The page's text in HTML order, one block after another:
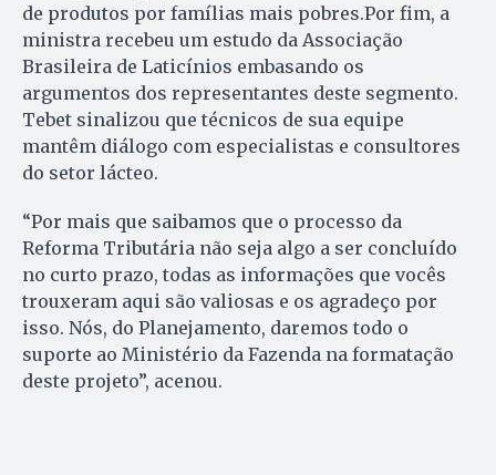
de produtos por famílias mais pobres.Por fim, a
ministra recebeu um estudo da Associação
Brasileira de Laticínios embasando os
argumentos dos representantes deste segmento.
Tebet sinalizou que técnicos de sua equipe
mantêm diálogo com especialistas e consultores
do setor lácteo.
“Por mais que saibamos que o processo da
Reforma Tributária não seja algo a ser concluído
no curto prazo, todas as informações que vocês
trouxeram aqui são valiosas e os agradeço por
isso. Nós, do Planejamento, daremos todo o
suporte ao Ministério da Fazenda na formatação
deste projeto”, acenou.